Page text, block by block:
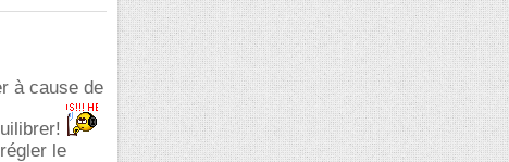
à cause de
le